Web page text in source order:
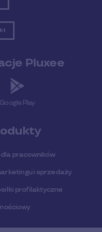
Pluxee
Google Play
pracowników
i sprzedaży
profilaktyczne